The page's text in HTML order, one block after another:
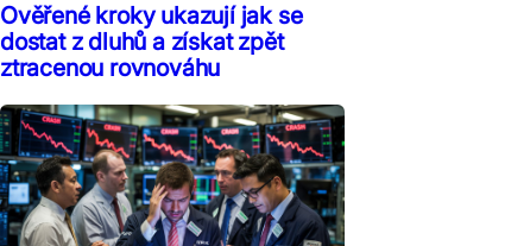
Ověřené kroky ukazují jak se
dostat z dluhů a získat zpět
ztracenou rovnováhu